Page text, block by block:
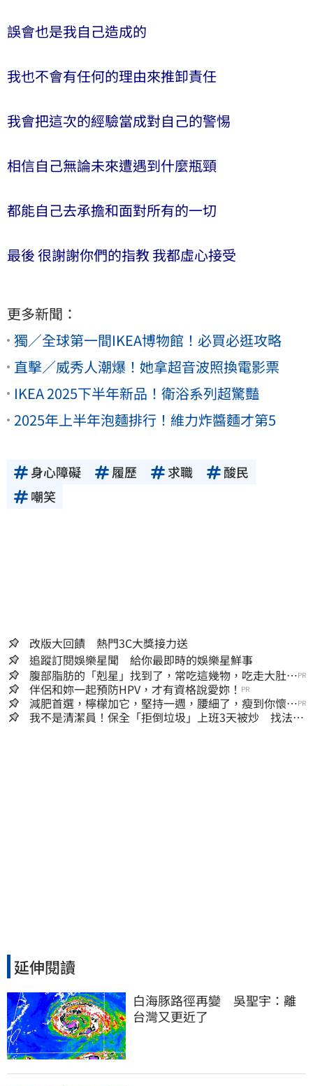
誤會也是我自己造成的
我也不會有任何的理由來推卸責任
我會把這次的經驗當成對自己的警惕
相信自己無論未來遭遇到什麼瓶頸
都能自己去承擔和面對所有的一切
最後 很謝謝你們的指教 我都虛心接受
更多新聞：
獨／全球第一間IKEA博物館！必買必逛攻略
直擊／威秀人潮爆！她拿超音波照換電影票
IKEA 2025下半年新品！衛浴系列超驚豔
2025年上半年泡麵排行！維力炸醬麵才第5
身心障礙 履歷 求職
酸民
嘲笑
改版大回饋 熱門3C大獎接力送
追蹤訂閱娛樂星聞 給你最即時的娛樂星鮮事
腹部脂肪的「剋星」找到了，常吃這幾物，吃走大肚
囊，瘦出小蠻腰
PR
伴侶和妳一起預防HPV，才有資格說愛妳！ PR
減肥首選，檸檬加它，堅持一週，腰細了，瘦到你懷疑
人生
PR
我不是清潔員！保全「拒倒垃圾」上班3天被炒 找法院
延伸閱讀
白海豚路徑再變　吳聖宇：離
台灣又更近了